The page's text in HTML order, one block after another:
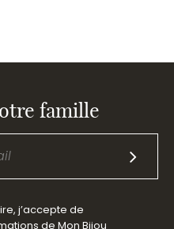
famille
j’accepte de
de Mon Bijou